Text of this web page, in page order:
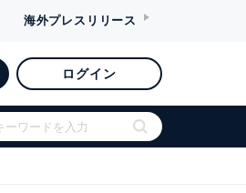
海外プレスリリース
ログイン